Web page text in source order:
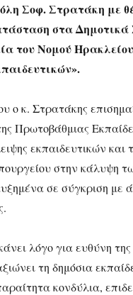
Σοφ. Στρατάκη με
στα Δημοτικά
του Νομού
ο κ. Στρατάκης
Πρωτοβάθμιας
εκπαιδευτικών και
στην κάλυψη
σε σύγκριση με
λόγο για ευθύνη της
τη δημόσια
κονδύλια,